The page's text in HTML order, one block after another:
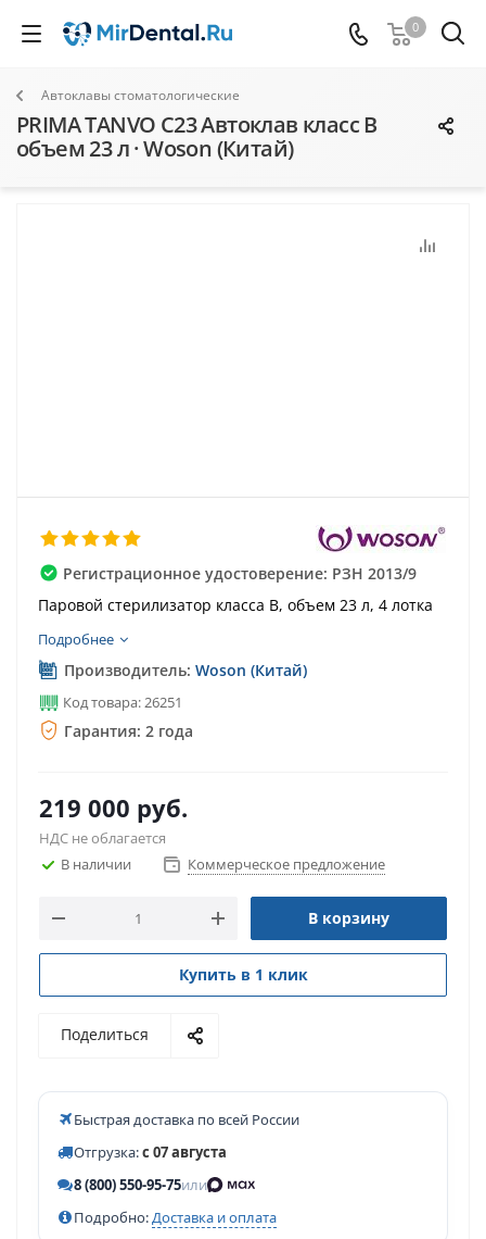
0
Автоклавы стоматологические
PRIMA TANVO C23 Автоклав класс B
объем 23 л · Woson (Китай)
Регистрационное удостоверение: РЗН 2013/9
Паровой стерилизатор класса B, объем 23 л, 4 лотка
Подробнее
Производитель: Woson (Китай)
Код товара: 26251
Гарантия: 2 года
219 000 руб.
НДС не облагается
В наличии
Коммерческое предложение
В корзину
Купить в 1 клик
Поделиться
Быстрая доставка по всей России
Отгрузка:с 07 августа
8 (800) 550-95-75или
Подробно:Доставка и оплата